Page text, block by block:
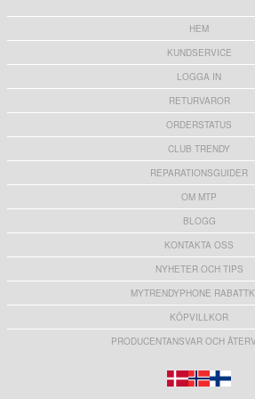
HEM
KUNDSERVICE
LOGGA IN
RETURVAROR
ORDERSTATUS
CLUB TRENDY
REPARATIONSGUIDER
OM MTP
BLOGG
KONTAKTA OSS
NYHETER OCH TIPS
MYTRENDYPHONE
KÖPVILLKOR
PRODUCENTANSVAR OCH